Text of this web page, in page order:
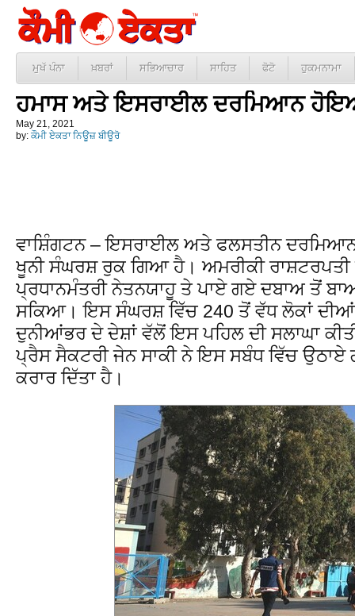
ਮੁਖੱ ਪੰਨਾ ਖ਼ਬਰਾਂ ਸਭਿਆਚਾਰ ਸਾਹਿਤ ਫੋਟੋ ਹੁਕਮਨਾਮਾ
ਹਮਾਸ ਅਤੇ ਇਸਰਾਈਲ ਦਰਮਿਆਨ
May 21, 2021
by: ਕੌਮੀ ਏਕਤਾ ਨਿਊਜ਼ ਬੀਊਰੋ
ਵਾਸ਼ਿੰਗਟਨ – ਇਸਰਾਈਲ ਅਤੇ ਫਲਸਤੀਨ ਦਰਮਿਆਨ
ਖੂਨੀ ਸੰਘਰਸ਼ ਰੁਕ ਗਿਆ ਹੈ। ਅਮਰੀਕੀ
ਪ੍ਰਧਾਨਮੰਤਰੀ ਨੇਤਨਯਾਹੂ ਤੇ ਪਾਏ ਗਏ ਦਬਾਅ ਤੋਂ
ਸਕਿਆ। ਇਸ ਸੰਘਰਸ਼ ਵਿੱਚ 240 ਤੋਂ ਵੱਧ ਲੋਕਾਂ ਦੀਆਂ
ਦੁਨੀਆਂਭਰ ਦੇ ਦੇਸ਼ਾਂ ਵੱਲੋਂ ਇਸ ਪਹਿਲ ਦੀ ਸਲਾਘਾ
ਪ੍ਰੈਸ ਸੈਕਟਰੀ ਜੇਨ ਸਾਕੀ ਨੇ ਇਸ ਸਬੰਧ ਵਿੱਚ
ਕਰਾਰ ਦਿੱਤਾ ਹੈ।